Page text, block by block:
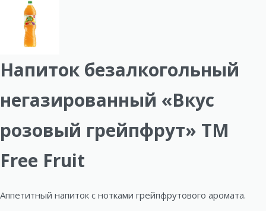
c
t
a
v
product:
Напиток безалкогольный
негазированный «Вкус
розовый грейпфрут» ТМ
Free Fruit
Аппетитный напиток с нотками грейпфрутового аромата.